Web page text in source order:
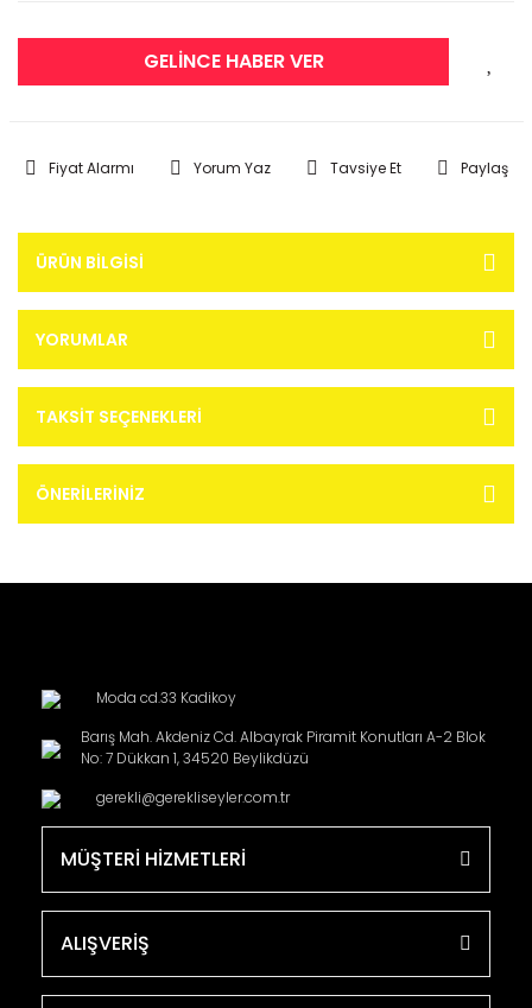
GELİNCE HABER VER
Fiyat Alarmı Yorum Yaz Tavsiye Et Paylaş
ÜRÜN BILGISI
YORUMLAR
TAKSIT SEÇENEKLERI
ÖNERILERINIZ
Moda cd.33 Kadikoy
Barış Mah. Akdeniz Cd. Albayrak Piramit Konutları A-2 Blok
No: 7 Dükkan 1, 34520 Beylikdüzü
gerekli@gerekliseyler.com.tr
MÜŞTERİ HİZMETLERİ
ALIŞVERİŞ